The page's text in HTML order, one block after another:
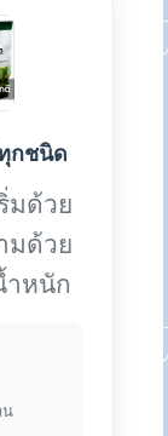
กชนิด
มด้วย
มด้วย
ำหนัก
น